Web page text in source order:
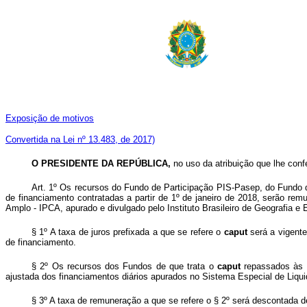
Exposição de motivos
Convertida na Lei nº 13.483, de 2017)
O PRESIDENTE DA REPÚBLICA, no uso da atribuição que lhe
Art. 1º Os recursos do Fundo de Participação PIS-Pasep, do
de financiamento contratadas a partir de 1º de janeiro de 2018, serão
Amplo - IPCA, apurado e divulgado pelo Instituto Brasileiro de Geografia
§ 1º A taxa de juros prefixada a que se refere o caput será a
de financiamento.
§ 2º Os recursos dos Fundos de que trata o caputrepassados às
ajustada dos financiamentos diários apurados no Sistema Especial de
§ 3º A taxa de remuneração a que se refere o § 2º será